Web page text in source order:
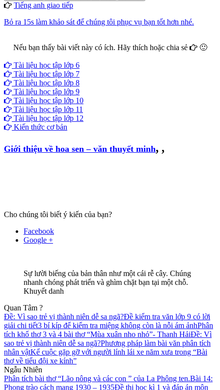
Tiếng anh giao tiếp
Bỏ ra 15s làm khảo sát để chúng tôi phục vụ bạn tốt hơn nhé.
Nếu bạn thấy bài viết này có ích. Hãy thích hoặc chia sẻ
🙂
Tài liệu học tập lớp 6
Tài liệu học tập lớp 7
Tài liệu học tập lớp 8
Tài liệu học tập lớp 9
Tài liệu học tập lớp 10
Tài liệu học tập lớp 11
Tài liệu học tập lớp 12
Kiến thức cơ bản
Giới thiệu về hoa sen – văn thuyết minh, ,
Cho chúng tôi biết ý kiến của bạn?
Facebook
Google +
Sự lười biếng của bản thân như một cái rễ cây. Chúng
nhanh chóng phát triển và ghìm chặt bạn tại một chỗ.
Khuyết danh
Quan Tâm ?
Đề: Vì sao trẻ vị thành niên dễ sa ngã?Đề kiểm tra văn lớp 9 có lời
giải chi tiết3 bí kíp để kiểm tra miệng không còn là nỗi ám ảnhPhân
tích khổ thơ 3 và 4 bài thơ “Mùa xuân nho nhỏ”- Thanh HảiĐề: Vì
sao trẻ vị thành niên dễ sa ngã?Phương pháp làm bài văn phân tích
nhân vậtKể cuộc gặp gỡ với người lính lái xe năm xưa trong “Bài
thơ về tiểu đội xe kính”
Ngẫu Nhiên
Phân tích bài thơ “Lão nông và các con ” của La Phông ten.Bài 14:
Phong trào cách mạng 1930 – 1935Đề thi học kì 1 và đáp án môn